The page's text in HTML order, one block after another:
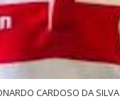
CARDOSO DA SILVA